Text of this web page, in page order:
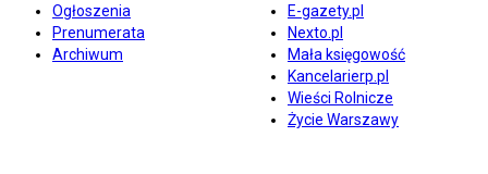
Ogłoszenia
Prenumerata
Archiwum
E-gazety.pl
Nexto.pl
Mała księgowość
Kancelarierp.pl
Wieści Rolnicze
Życie Warszawy